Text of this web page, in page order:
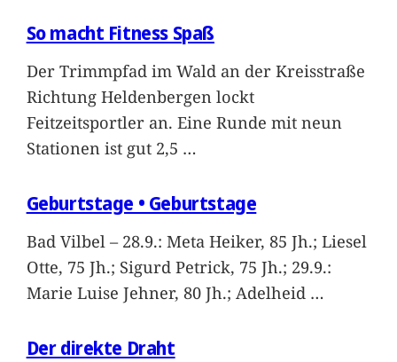
So macht Fitness Spaß
Der Trimmpfad im Wald an der Kreisstraße
Richtung Heldenbergen lockt
Feitzeitsportler an. Eine Runde mit neun
Stationen ist gut 2,5 …
Geburtstage • Geburtstage
Bad Vilbel – 28.9.: Meta Heiker, 85 Jh.; Liesel
Otte, 75 Jh.; Sigurd Petrick, 75 Jh.; 29.9.:
Marie Luise Jehner, 80 Jh.; Adelheid …
Der direkte Draht